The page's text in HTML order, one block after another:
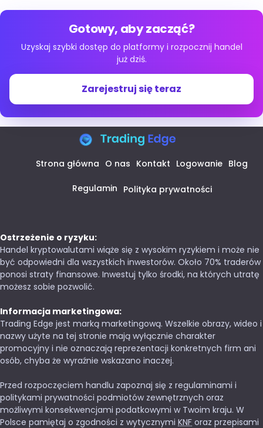
Gotowy, aby zacząć?
Uzyskaj szybki dostęp do platformy i rozpocznij handel
już dziś.
Zarejestruj się teraz
Strona główna O nas Kontakt Logowanie Blog
Regulamin Polityka prywatności
Ostrzeżenie o ryzyku:
Handel kryptowalutami wiąże się z wysokim ryzykiem i może nie
być odpowiedni dla wszystkich inwestorów. Około 70% traderów
ponosi straty finansowe. Inwestuj tylko środki, na których utratę
możesz sobie pozwolić.
Informacja marketingowa:
Trading Edge jest marką marketingową. Wszelkie obrazy, wideo i
nazwy użyte na tej stronie mają wyłącznie charakter
promocyjny i nie oznaczają reprezentacji konkretnych firm ani
osób, chyba że wyraźnie wskazano inaczej.
Przed rozpoczęciem handlu zapoznaj się z regulaminami i
politykami prywatności podmiotów zewnętrznych oraz
możliwymi konsekwencjami podatkowymi w Twoim kraju. W
Polsce pamiętaj o zgodności z wytycznymi KNF oraz przepisami